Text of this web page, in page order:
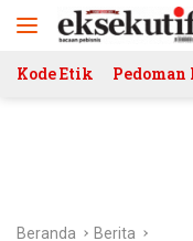
Kode Etik Pedoman
Beranda Berita